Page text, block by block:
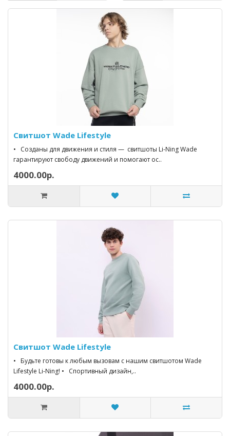
Свитшот Wade Lifestyle
• Созданы для движения и стиля — свитшоты Li-Ning Wade
гарантируют свободу движений и помогают ос..
4000.00р.
Свитшот Wade Lifestyle
• Будьте готовы к любым вызовам с нашим свитшотом Wade
Lifestyle Li-Ning! • Спортивный дизайн,..
4000.00р.